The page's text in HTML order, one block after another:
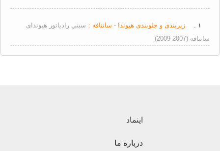
۱ . زیربندی و جلوبندی هیوندا - سانتافه : سيني رادیاتور هیوندای
سانتافه (2007-2009)
اینماد
درباره ما